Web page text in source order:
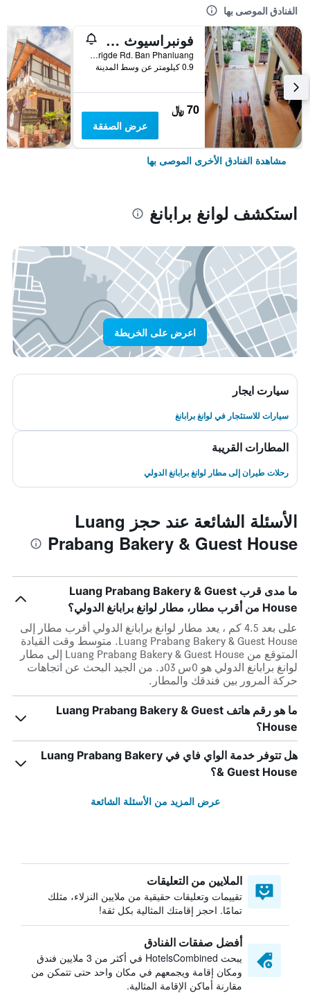
الفنادق الموصى بها
فونبراسيوث جيستهاوس
Old Brigde Rd. Ban Phanluang, لوانغ برابانغ, لاوس
0.9 كيلومتر عن وسط المدينة
70 ﷼
عرض الصفقة
مشاهدة الفنادق الأخرى الموصى بها
استكشف لوانغ برابانغ
اعرض على الخريطة
سيارت ايجار
سيارات للاستئجار في لوانغ برابانغ
المطارات القريبة
رحلات طيران إلى مطار لوانغ برابانغ الدولي
الأسئلة الشائعة عند حجز Luang
Prabang Bakery & Guest House
ما مدى قرب Luang Prabang Bakery & Guest
House من أقرب مطار، مطار لوانغ برابانغ الدولي؟
على بعد 4.5 كم ، يعد مطار لوانغ برابانغ الدولي أقرب مطار إلى
Luang Prabang Bakery & Guest House. متوسط وقت القيادة
المتوقع من Luang Prabang Bakery & Guest House إلى مطار
لوانغ برابانغ الدولي هو 0س 03د. من الجيد البحث عن اتجاهات
حركة المرور بين فندقك والمطار.
ما هو رقم هاتف Luang Prabang Bakery & Guest
House؟
هل تتوفر خدمة الواي فاي في Luang Prabang Bakery
& Guest House؟
عرض المزيد من الأسئلة الشائعة
الملايين من التعليقات
تقييمات وتعليقات حقيقية من ملايين النزلاء، مثلك
تمامًا. احجز إقامتك المثالية بكل ثقة!
أفضل صفقات الفنادق
يبحث HotelsCombined في أكثر من 3 ملايين فندق
ومكان إقامة ويجمعهم في مكان واحد حتى تتمكن من
مقارنة أماكن الإقامة المثالية.